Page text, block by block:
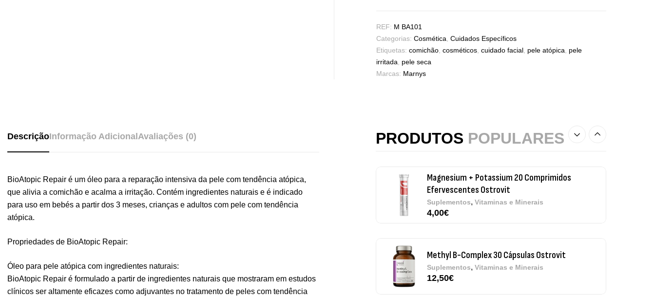
REF: M BA101
Categorias: Cosmética, Cuidados Específicos
Etiquetas: comichão, cosméticos, cuidado facial, pele atópica, pele
irritada, pele seca
Marcas: Marnys
DescriçãoInformação Adicional Avaliações (0)
BioAtopic Repair é um óleo para a reparação intensiva da pele com tendência atópica,
que alivia a comichão e acalma a irritação. Contém ingredientes naturais e é indicado
para uso em bebés a partir dos 3 meses, crianças e adultos com pele com tendência
atópica.
Propriedades de BioAtopic Repair:
Óleo para pele atópica com ingredientes naturais:
BioAtopic Repair é formulado a partir de ingredientes naturais que mostraram em estudos
clínicos ser altamente eficazes como adjuvantes no tratamento de peles com tendência
PRODUTOS POPULARES
Vitamin D3 + K2 90 Comprimidos Ostrovit
Saúde Óssea,Suplementos
7,50
Suplementos Vitaminas e Minerais
4,00€
Methyl B-Complex 30 Cápsulas Ostrovit
12,50€
Omega 3 + ADEK 90 Cápsulas Ostrovit
Suplementos,Vitaminas e Minerais
12,30€